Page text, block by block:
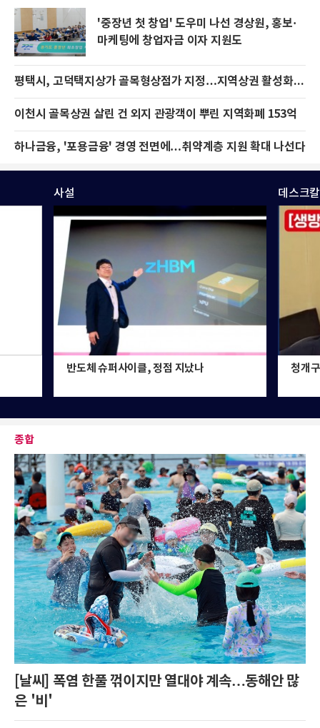
'중장년 첫 창업' 도우미 나선 경상원, 홍보·
마케팅에 창업자금 이자 지원도
평택시, 고덕택지상가 골목형상점가 지정…지역상권 활성화 기대
이천시 골목상권 살린 건 외지 관광객이 뿌린 지역화폐 153억
하나금융, '포용금융' 경영 전면에…취약계층 지원 확대 나선다
사설
반도체 슈퍼사이클, 정점 지났나
데스크
청개
종합
[날씨] 폭염 한풀 꺾이지만 열대야 계속…동해안 많
은 '비'